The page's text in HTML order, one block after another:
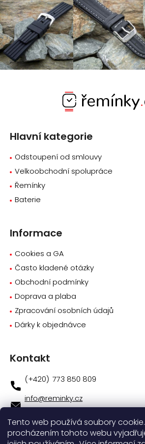
Tento web používá soubory
procházením tohoto webu
Hlavní kategorie
Odstoupení od smlouvy
Velkoobchodní spolupráce
Řemínky
Baterie
Informace
Cookies a GA
Často kladené otázky
Obchodní podmínky
Doprava a plaba
Zpracování osobních údajů
Dárky k objednávce
Kontakt
info@reminky.cz
773 850 809
773 850 809
Novinky na facebooku